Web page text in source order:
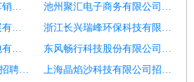
宁夏吴忠市宁北长兴汽车销售有限公司招聘保安
池州聚汇电子商务有限公司招聘厂区保安＋报销路费＋无需站岗
深圳市唯思特尔科技发展有限公司招聘吴起安阳保安月八千包吃住坐岗
浙江长兴瑞峰环保科技有限公司招聘巡逻保安＋无需站岗＋工作轻松
余姚市中融金融服务外包有限公司招聘保安员
东风畅行科技股份有限公司招聘保安员
盎然(长兴)科技有限公司招聘海宁厂区保安
上海晶焰沙科技有限公司招聘船山厂区保安